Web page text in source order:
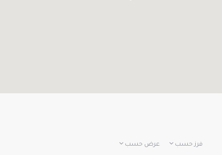
فرز حسب عرض حسب